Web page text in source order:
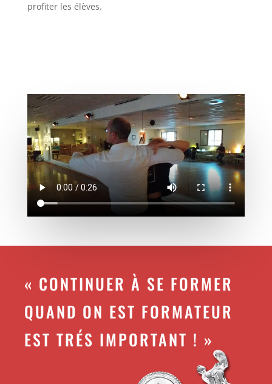
profiter les élèves.
« CONTINUER À SE FORMER
QUAND ON EST FORMATEUR
EST TRÉS IMPORTANT ! »